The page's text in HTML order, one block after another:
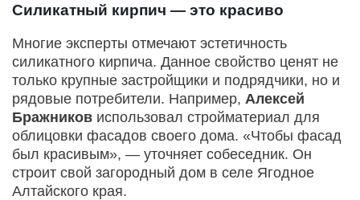
Силикатный кирпич — это красиво
Многие эксперты отмечают эстетичность
силикатного кирпича. Данное свойство ценят не
только крупные застройщики и подрядчики, но и
рядовые потребители. Например, Алексей
Бражников использовал стройматериал для
облицовки фасадов своего дома. «Чтобы фасад
был красивым», — уточняет собеседник. Он
строит свой загородный дом в селе Ягодное
Алтайского края.